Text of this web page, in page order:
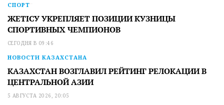
СПОРТ
ЖЕТІСУ УКРЕПЛЯЕТ ПОЗИЦИИ КУЗНИЦЫ
СПОРТИВНЫХ ЧЕМПИОНОВ
СЕГОДНЯ В 09:46
НОВОСТИ КАЗАХСТАНА
КАЗАХСТАН ВОЗГЛАВИЛ РЕЙТИНГ РЕЛОКАЦИИ В
ЦЕНТРАЛЬНОЙ АЗИИ
5 АВГУСТА 2026, 20:05